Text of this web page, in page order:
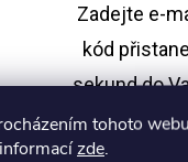
tohoto
zde.
Zadejte e-
kód
sekund do
Sleva platí